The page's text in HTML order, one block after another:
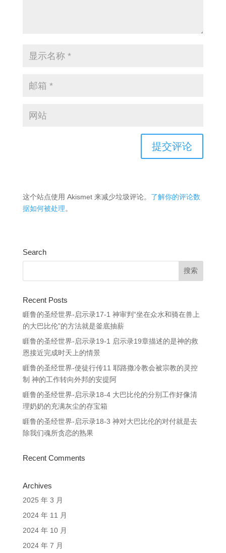
这个站点使用 Akismet 来减少垃圾评论。 了解你的评论数
据如何被处理。
Search
Recent Posts
睚鲁的圣经世界-启示录17-1 神审判“坐在众水和骑在兽上
的大巴比伦”的方法就是釜底抽薪
睚鲁的圣经世界-启示录19-1 启示录19章描述的是神的救
恩接近完成时天上的情景
睚鲁的圣经世界-使徒行传11 耶路撒冷教会被宗教的灵控
制 神的工作转向外邦的安提阿
睚鲁的圣经世界-启示录18-4 大巴比伦的分别工作好像清
理奶奶的充满灰尘的存宝箱
睚鲁的圣经世界-启示录18-3 神对大巴比伦的对付就是去
除我们魂所贪恋的熟果
Recent Comments
Archives
2025 年 3 月
2024 年 11 月
2024 年 10 月
2024 年 7 月